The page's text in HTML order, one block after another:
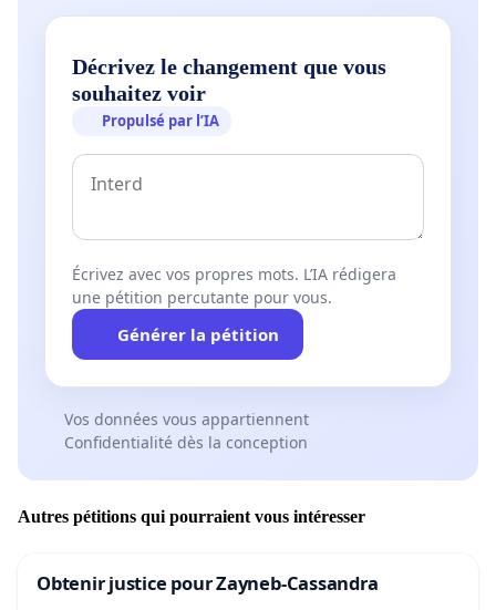
Décrivez le changement que vous
souhaitez voir
Propulsé par l’IA
Écrivez avec vos propres mots. L’IA rédigera
une pétition percutante pour vous.
Générer la pétition
Vos données vous appartiennent
Confidentialité dès la conception
Autres pétitions qui pourraient vous intéresser
Obtenir justice pour Zayneb-Cassandra